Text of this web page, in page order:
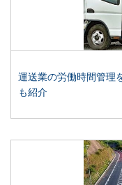
運送業の労働時間管理
も紹介